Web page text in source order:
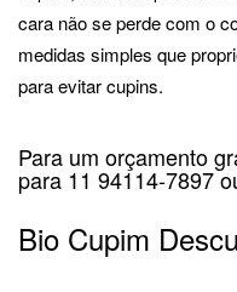
cara não se perde com o
medidas simples que
para evitar cupins.
Para um orçamento
para 11 94114-7897
Bio Cupim